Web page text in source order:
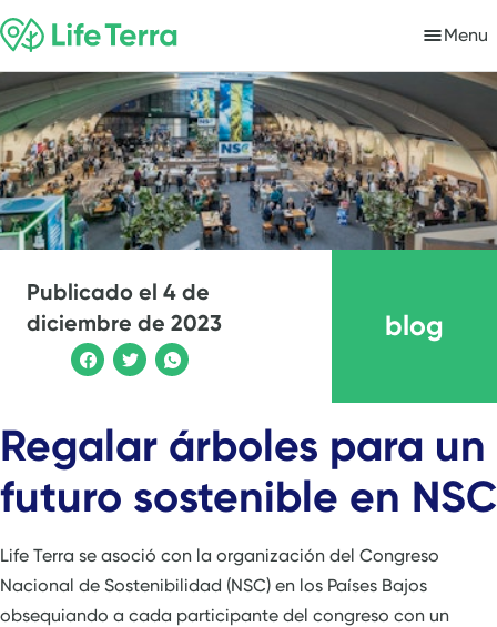
Menu
Publicado el 4 de
diciembre de 2023
blog
Regalar árboles para un
futuro sostenible en NSC
Life Terra se asoció con la organización del Congreso
Nacional de Sostenibilidad (NSC) en los Países Bajos
obsequiando a cada participante del congreso con un